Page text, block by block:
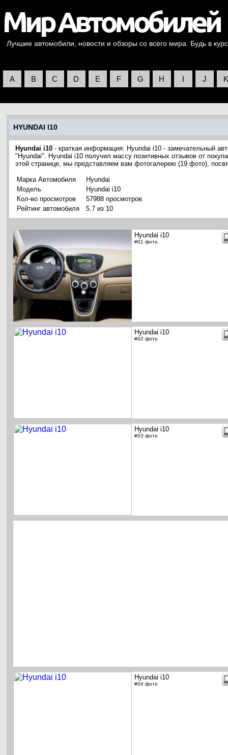
Лучшие автомобили, новости и обзоры со всего мира. Будь в
A B C D E F G H I J K
HYUNDAI I10
Hyundai i10 - краткая информация: Hyundai i10 - замечательный
"Hyundai". Hyundai i10 получил массу позитивных отзывов от
этой странице, мы представляем вам фотогалерею (19 фото),
Марка Автомобиля
Hyundai
Модель
Hyundai i10
Кол-во просмотров
57988 просмотров
Рейтинг автомобиля
5.7 из 10
Hyundai i10
#01 фото
Hyundai i10
#02 фото
Hyundai i10
#03 фото
Hyundai i10
#04 фото